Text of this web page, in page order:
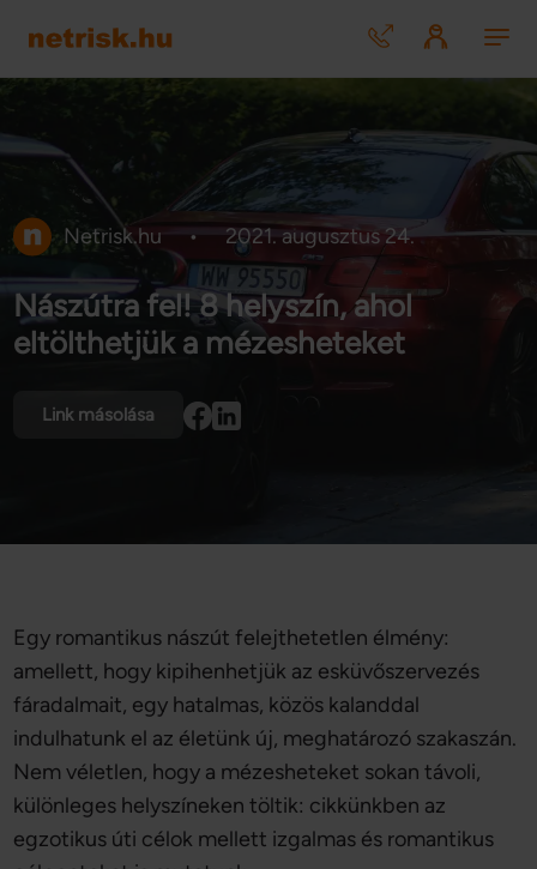
Netrisk.hu • 2021. augusztus 24.
Nászútra fel! 8 helyszín, ahol
eltölthetjük a mézesheteket
Link másolása
Egy romantikus nászút felejthetetlen élmény:
amellett, hogy kipihenhetjük az esküvőszervezés
fáradalmait, egy hatalmas, közös kalanddal
indulhatunk el az életünk új, meghatározó szakaszán.
Nem véletlen, hogy a mézesheteket sokan távoli,
különleges helyszíneken töltik: cikkünkben az
egzotikus úti célok mellett izgalmas és romantikus